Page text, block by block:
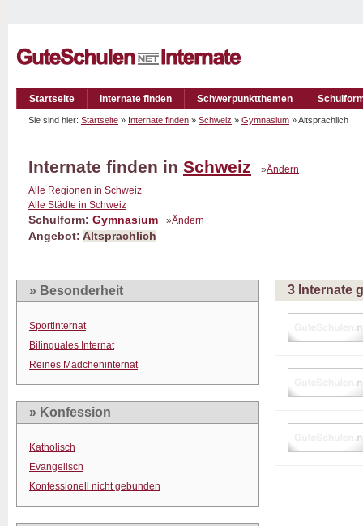
Startseite Internate finden Schwerpunktthemen
Sie sind hier: Startseite » Internate finden » Schweiz » Gymnasium » Altsprachlich
Internate finden in Schweiz »Ändern
Alle Regionen in Schweiz
Alle Städte in Schweiz
Schulform: Gymnasium »Ändern
Angebot: Altsprachlich
» Besonderheit
Sportinternat
Bilinguales Internat
Reines Mädcheninternat
» Konfession
Katholisch
Evangelisch
Konfessionell nicht gebunden
3 Internate